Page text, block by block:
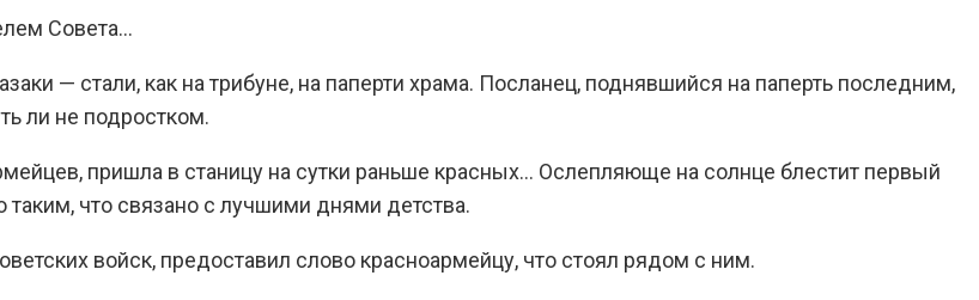
Совета…
— стали, как на трибуне, на паперти храма. Посланец, поднявшийся на паперть последним,
ли не подростком.
пришла в станицу на сутки раньше красных… Ослепляюще на солнце блестит первый
что связано с лучшими днями детства.
войск, предоставил слово красноармейцу, что стоял рядом с ним.